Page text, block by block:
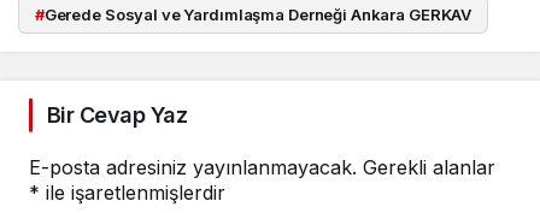
#Gerede Sosyal ve Yardımlaşma Derneği Ankara GERKAV
Bir Cevap Yaz
E-posta adresiniz yayınlanmayacak. Gerekli alanlar
* ile işaretlenmişlerdir